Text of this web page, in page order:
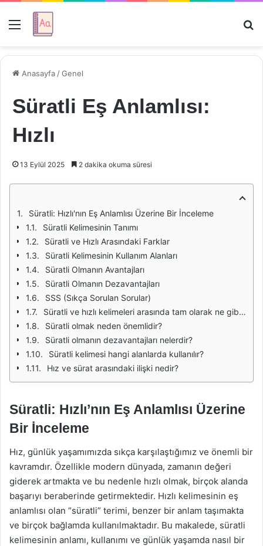
Menü
Anasayfa /Genel
Süratli Eş Anlamlısı:
Hızlı
13 Eylül 2025 2 dakika okuma süresi
Süratli: Hızlı'nın Eş Anlamlısı Üzerine Bir İnceleme
Süratli Kelimesinin Tanımı
Süratli ve Hızlı Arasındaki Farklar
Süratli Kelimesinin Kullanım Alanları
Süratli Olmanın Avantajları
Süratli Olmanın Dezavantajları
SSS (Sıkça Sorulan Sorular)
Süratli ve hızlı kelimeleri arasında tam olarak ne gibi bir fark vardır?
Süratli olmak neden önemlidir?
Süratli olmanın dezavantajları nelerdir?
Süratli kelimesi hangi alanlarda kullanılır?
Hız ve sürat arasındaki ilişki nedir?
Süratli: Hızlı’nın Eş Anlamlısı Üzerine
Bir İnceleme
Hız, günlük yaşamımızda sıkça karşılaştığımız ve önemli bir
kavramdır. Özellikle modern dünyada, zamanın değeri
giderek artmakta ve bu nedenle hızlı olmak, birçok alanda
başarıyı beraberinde getirmektedir. Hızlı kelimesinin eş
anlamlısı olan “süratli” terimi, benzer bir anlam taşımakta
ve birçok bağlamda kullanılmaktadır. Bu makalede, süratli
kelimesinin anlamı, kullanımı ve günlük yaşamda nasıl bir